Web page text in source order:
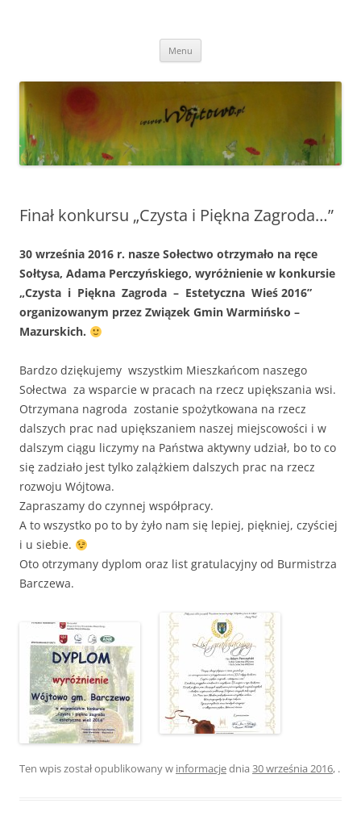
Menu
Finał konkursu „Czysta i Piękna Zagroda…”
30 września 2016 r. nasze Sołectwo otrzymało na ręce
Sołtysa, Adama Perczyńskiego, wyróżnienie w konkursie
„Czysta i Piękna Zagroda – Estetyczna Wieś 2016”
organizowanym przez Związek Gmin Warmińsko –
Mazurskich.
Bardzo dziękujemy wszystkim Mieszkańcom naszego
Sołectwa za wsparcie w pracach na rzecz upiększania wsi.
Otrzymana nagroda zostanie spożytkowana na rzecz
dalszych prac nad upiększaniem naszej miejscowości i w
dalszym ciągu liczymy na Państwa aktywny udział, bo to co
się zadziało jest tylko zalążkiem dalszych prac na rzecz
rozwoju Wójtowa.
Zapraszamy do czynnej współpracy.
A to wszystko po to by żyło nam się lepiej, piękniej, czyściej
i u siebie.
Oto otrzymany dyplom oraz list gratulacyjny od Burmistrza
Barczewa.
Ten wpis został opublikowany w informacjednia 30 września 2016, .